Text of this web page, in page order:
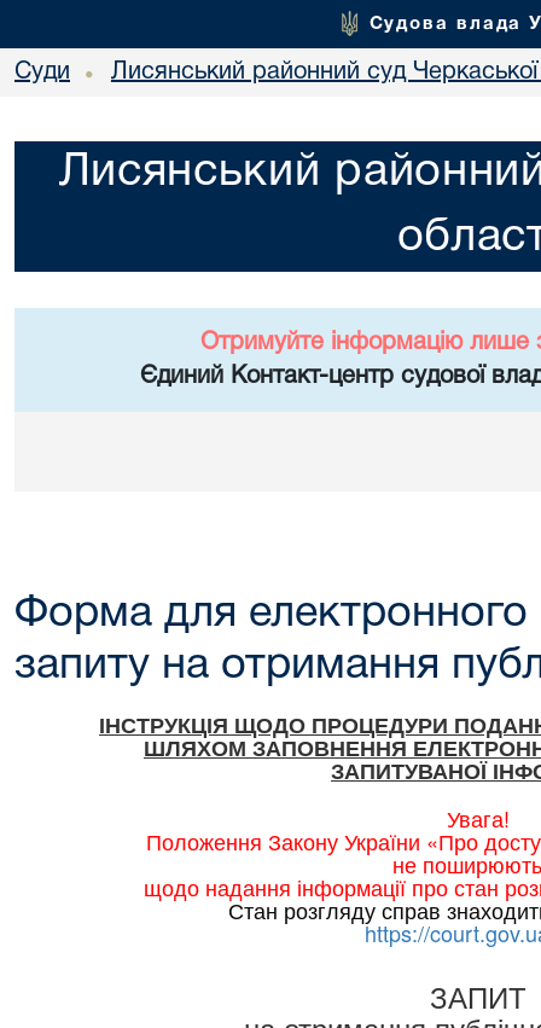
Судова влада
Суди • Лисянський районний суд Черкаської
Лисянський
Отримуйте інформацію лише
Єдиний Контакт-центр судової
Форма для електронного
запиту на отримання